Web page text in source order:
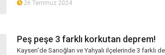
26 Temmuz 2024
Peş peşe 3 farklı korkutan deprem!
Kayseri'de Sarıoğlan ve Yahyalı ilçelerinde 3 farklı